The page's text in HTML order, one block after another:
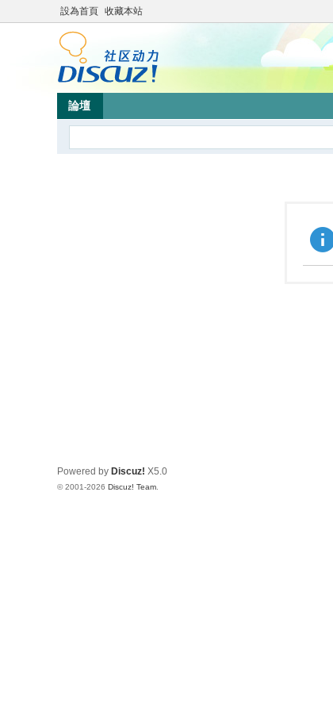
設為首頁 收藏本站
論壇
Powered by Discuz! X5.0
© 2001-2026 Discuz! Team